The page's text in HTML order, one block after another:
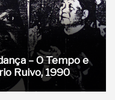
– O Tempo e
Ruivo, 1990